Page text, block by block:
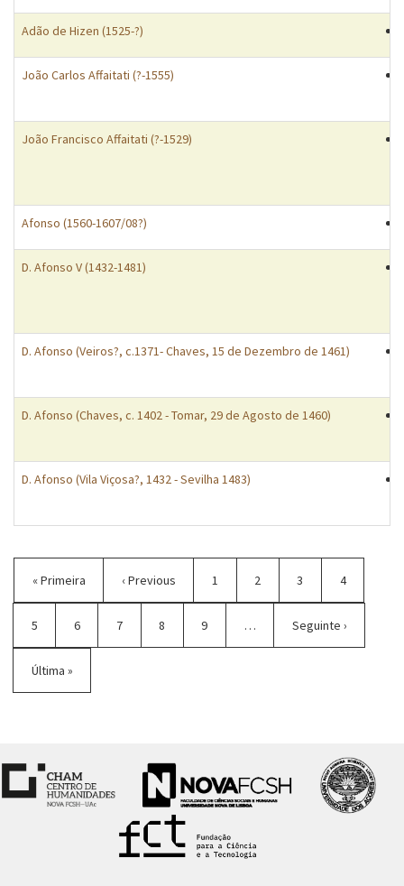
Adão de Hizen (1525-?)
João Carlos Affaitati (?-1555)
João Francisco Affaitati (?-1529)
Afonso (1560-1607/08?)
D. Afonso V (1432-1481)
D. Afonso (Veiros?, c.1371- Chaves, 15 de Dezembro de 1461)
D. Afonso (Chaves, c. 1402 - Tomar, 29 de Agosto de 1460)
D. Afonso (Vila Viçosa?, 1432 - Sevilha 1483)
Paginação
Primeira
página
« Primeira
Página
anterior
‹ Previous Página
1
Página
atual
2 Página
3 Página
4
Página
5 Página
6 Página
7 Página
8 Página
9 …
Próxima
página
Seguinte ›
Última
página
Última »